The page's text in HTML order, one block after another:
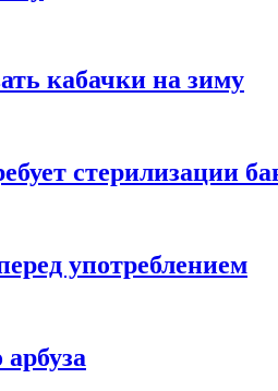
кабачки на зиму
стерилизации
употреблением